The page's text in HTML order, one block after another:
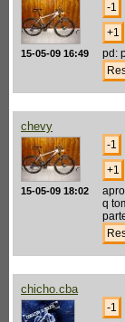
15-05-09 16:49 pd:
chevy
15-05-09 18:02
q
chicho.cba